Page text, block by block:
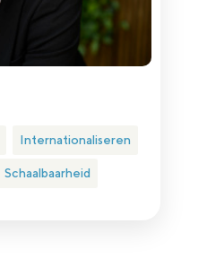
Internationaliseren
Schaalbaarheid